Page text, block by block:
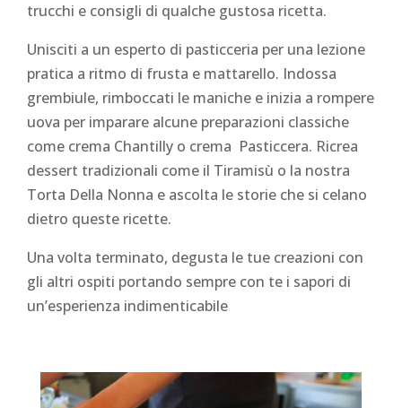
trucchi e consigli di qualche gustosa ricetta.
Unisciti a un esperto di pasticceria per una lezione
pratica a ritmo di frusta e mattarello. Indossa
grembiule, rimboccati le maniche e inizia a rompere
uova per imparare alcune preparazioni classiche
come crema Chantilly o crema Pasticcera. Ricrea
dessert tradizionali come il Tiramisù o la nostra
Torta Della Nonna e ascolta le storie che si celano
dietro queste ricette.
Una volta terminato, degusta le tue creazioni con
gli altri ospiti portando sempre con te i sapori di
un’esperienza indimenticabile